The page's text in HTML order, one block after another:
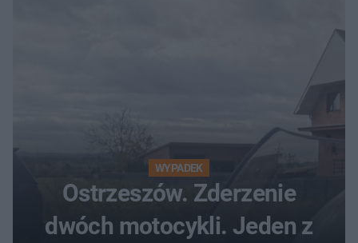
WYPADEK
Ostrzeszów. Zderzenie
dwóch motocykli. Jeden z